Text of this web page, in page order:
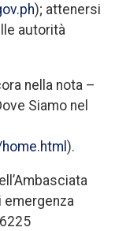
); attenersi
autorità
nella nota –
Siamo nel
).
emergenza